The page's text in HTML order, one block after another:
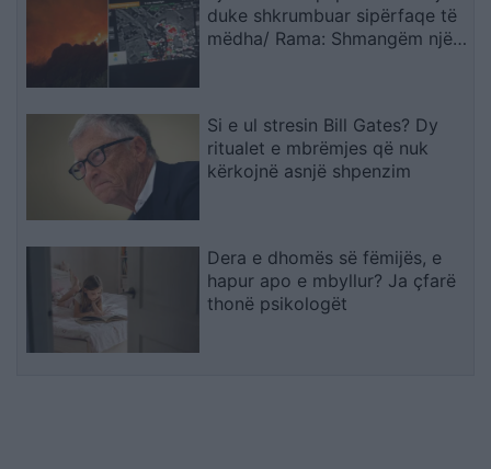
duke shkrumbuar sipërfaqe të
mëdha/ Rama: Shmangëm një
Si e ul stresin Bill Gates? Dy
ritualet e mbrëmjes që nuk
kërkojnë asnjë shpenzim
Dera e dhomës së fëmijës, e
hapur apo e mbyllur? Ja çfarë
thonë psikologët